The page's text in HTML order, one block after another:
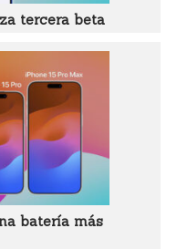
tercera beta
batería más